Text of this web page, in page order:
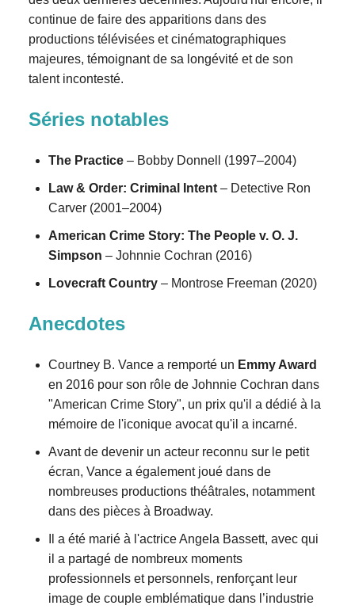
continue de faire des apparitions dans des
productions télévisées et cinématographiques
majeures, témoignant de sa longévité et de son
talent incontesté.
Séries notables
The Practice – Bobby Donnell (1997–2004)
Law & Order: Criminal Intent – Detective Ron
Carver (2001–2004)
American Crime Story: The People v. O. J.
Simpson – Johnnie Cochran (2016)
Lovecraft Country – Montrose Freeman (2020)
Anecdotes
Courtney B. Vance a remporté un Emmy Award
en 2016 pour son rôle de Johnnie Cochran dans
"American Crime Story", un prix qu'il a dédié à la
mémoire de l'iconique avocat qu'il a incarné.
Avant de devenir un acteur reconnu sur le petit
écran, Vance a également joué dans de
nombreuses productions théâtrales, notamment
dans des pièces à Broadway.
Il a été marié à l'actrice Angela Bassett, avec qui
il a partagé de nombreux moments
professionnels et personnels, renforçant leur
image de couple emblématique dans l’industrie